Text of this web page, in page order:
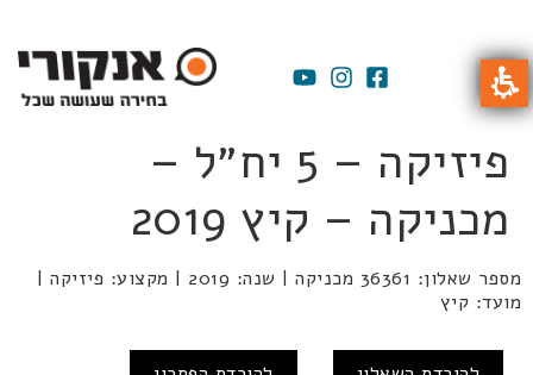
פיזיקה – 5 יח״ל –
מכניקה – קיץ 2019
מספר שאלון: 36361 מכניקה | שנה: 2019 | מקצוע: פיזיקה |
מועד: קיץ